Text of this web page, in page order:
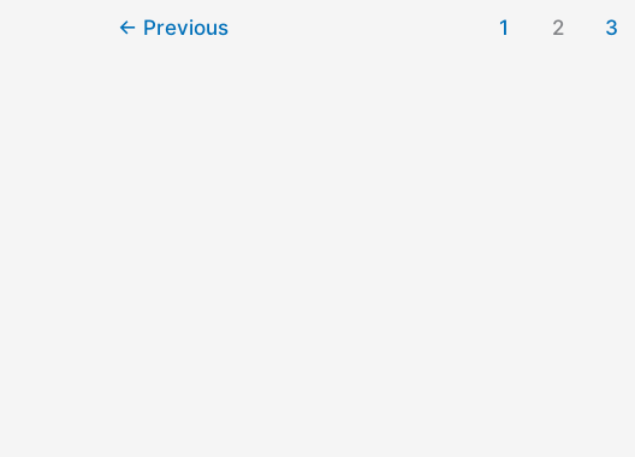
嵌
综
← Previous 1 2 3